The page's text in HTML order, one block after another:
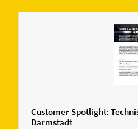
Customer Spotlight:
Darmstadt